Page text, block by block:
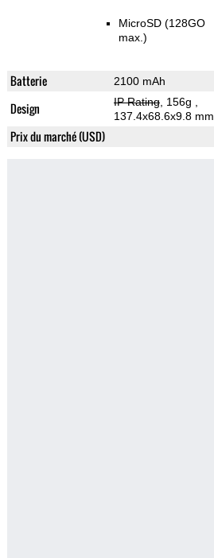
MicroSD (128GO
max.)
Batterie 2100 mAh
Design IP Rating, 156g
137.4x68.6x9.8 mm
Prix du marché (USD)